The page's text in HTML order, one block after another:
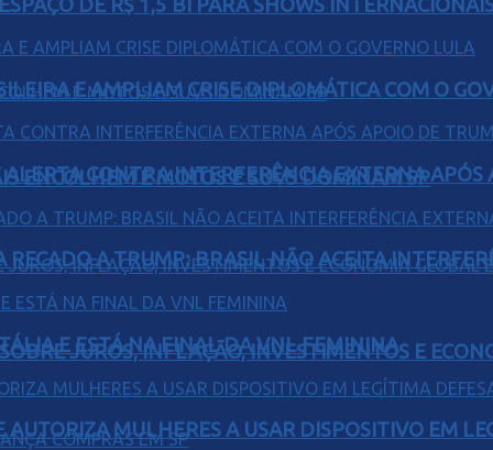
DE R$ 1,5 BI PARA SHOWS
ENCOLHEM E MOTOS E SUVS DOMINAM SP
JUROS, INFLAÇÃO, INVESTIMENTOS E
E AMPLIAM CRISE DIPLOMÁTICA COM O
CONTRA INTERFERÊNCIA EXTERNA
RECADO A TRUMP: BRASIL NÃO ACEITA
E ESTÁ NA FINAL DA VNL FEMININA
MULHERES A USAR DISPOSITIVO EM